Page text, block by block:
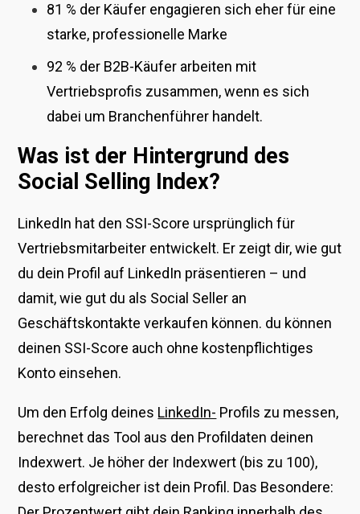
81 % der Käufer engagieren sich eher für eine
starke, professionelle Marke
92 % der B2B-Käufer arbeiten mit
Vertriebsprofis zusammen, wenn es sich
dabei um Branchenführer handelt.
Was ist der Hintergrund des
Social Selling Index?
LinkedIn hat den SSI-Score ursprünglich für
Vertriebsmitarbeiter entwickelt. Er zeigt dir, wie gut
du dein Profil auf LinkedIn präsentieren – und
damit, wie gut du als Social Seller an
Geschäftskontakte verkaufen können. du können
deinen SSI-Score auch ohne kostenpflichtiges
Konto einsehen.
Um den Erfolg deines LinkedIn- Profils zu messen,
berechnet das Tool aus den Profildaten deinen
Indexwert. Je höher der Indexwert (bis zu 100),
desto erfolgreicher ist dein Profil. Das Besondere: